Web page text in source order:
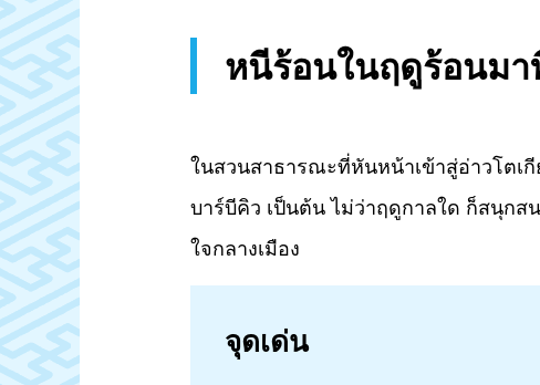
หนีร้อนในฤดูร้อนมา
ในสวนสาธารณะที่หันหน้าเข้าสู่อ่าวโตเ
บาร์บีคิว เป็นต้น ไม่ว่าฤดูกาลใด ก็สนุกส
ใจกลางเมือง
จุดเด่น